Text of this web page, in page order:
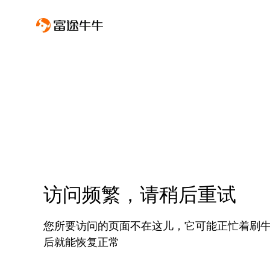
访问频繁，请稍后重试
您所要访问的页面不在这儿，它可能正忙着刷
后就能恢复正常